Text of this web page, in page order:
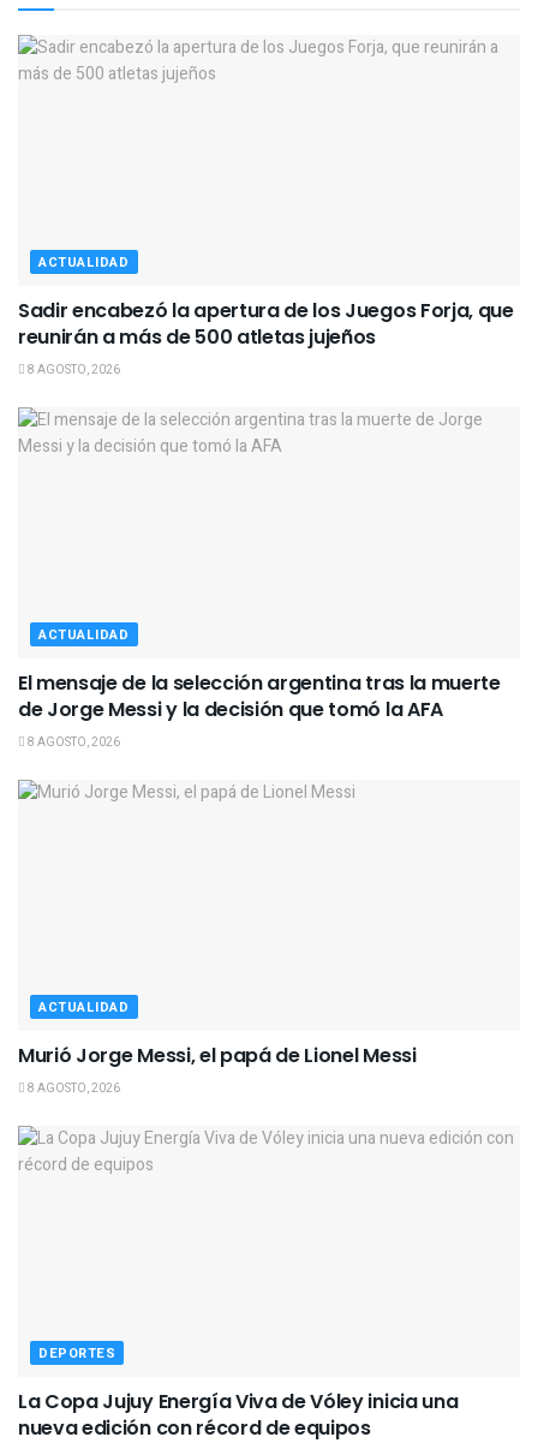
ACTUALIDAD
Sadir encabezó la apertura de los Juegos Forja, que
reunirán a más de 500 atletas jujeños
8 AGOSTO, 2026
ACTUALIDAD
El mensaje de la selección argentina tras la muerte
de Jorge Messi y la decisión que tomó la AFA
8 AGOSTO, 2026
ACTUALIDAD
Murió Jorge Messi, el papá de Lionel Messi
8 AGOSTO, 2026
DEPORTES
La Copa Jujuy Energía Viva de Vóley inicia una
nueva edición con récord de equipos